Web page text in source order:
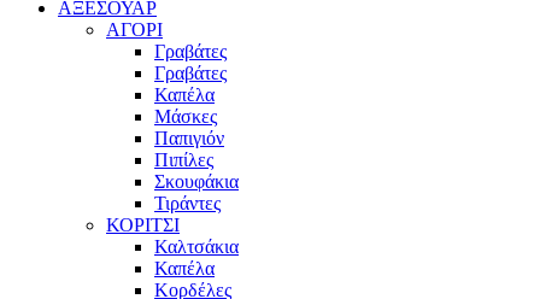
ΑΞΕΣΟΥΑΡ
ΑΓΟΡΙ
Γραβάτες
Γραβάτες
Καπέλα
Μάσκες
Παπιγιόν
Πιπίλες
Σκουφάκια
Τιράντες
ΚΟΡΙΤΣΙ
Καλτσάκια
Καπέλα
Κορδέλες